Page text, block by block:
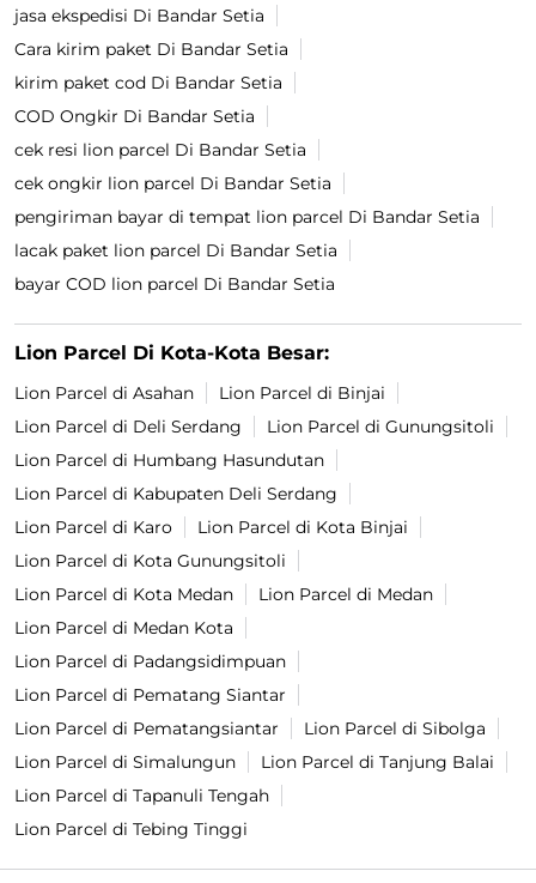
jasa ekspedisi Di Bandar Setia
Cara kirim paket Di Bandar Setia
kirim paket cod Di Bandar Setia
COD Ongkir Di Bandar Setia
cek resi lion parcel Di Bandar Setia
cek ongkir lion parcel Di Bandar Setia
pengiriman bayar di tempat lion parcel Di Bandar Setia
lacak paket lion parcel Di Bandar Setia
bayar COD lion parcel Di Bandar Setia
Lion Parcel Di Kota-Kota Besar:
Lion Parcel di Asahan
Lion Parcel di Binjai
Lion Parcel di Deli Serdang
Lion Parcel di Gunungsitoli
Lion Parcel di Humbang Hasundutan
Lion Parcel di Kabupaten Deli Serdang
Lion Parcel di Karo
Lion Parcel di Kota Binjai
Lion Parcel di Kota Gunungsitoli
Lion Parcel di Kota Medan
Lion Parcel di Medan
Lion Parcel di Medan Kota
Lion Parcel di Padangsidimpuan
Lion Parcel di Pematang Siantar
Lion Parcel di Pematangsiantar
Lion Parcel di Sibolga
Lion Parcel di Simalungun
Lion Parcel di Tanjung Balai
Lion Parcel di Tapanuli Tengah
Lion Parcel di Tebing Tinggi